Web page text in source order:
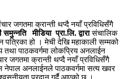
जगतमा क्रान्ती थप्दै नयाँ प्रविधिसँगै
समुन्नति मीडिया प्रा.लि. द्वारासंचालिक
हो । मेची देखि महाकाली सम्मको
तथा पाठकवर्गमा लोकप्रिय अनलाईन
जगतमा क्रान्ती थप्दै नयाँ प्रविधिसँगै
नेपाल अनलाईनले पाठकवर्गमा सत्य खवर